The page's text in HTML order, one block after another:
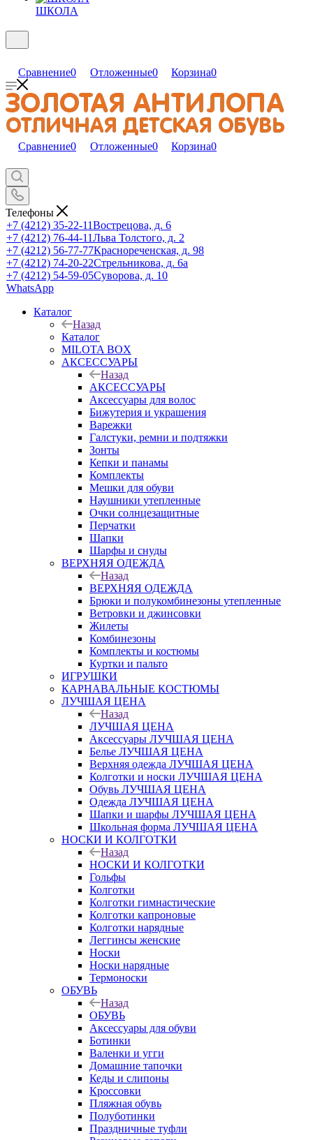
ШКОЛА
Сравнение0 Отложенные0 Корзина0
Сравнение0 Отложенные0 Корзина0
Телефоны
+7 (4212) 35-22-11Вострецова, д. 6
+7 (4212) 76-44-11Льва Толстого, д. 2
+7 (4212) 56-77-77Краснореченская, д. 98
+7 (4212) 74-20-22Стрельникова, д. 6а
+7 (4212) 54-59-05Суворова, д. 10
WhatsApp
Каталог
Назад
Каталог
MILOTA BOX
АКСЕССУАРЫ
Назад
АКСЕССУАРЫ
Аксессуары для волос
Бижутерия и украшения
Варежки
Галстуки, ремни и подтяжки
Зонты
Кепки и панамы
Комплекты
Мешки для обуви
Наушники утепленные
Очки солнцезащитные
Перчатки
Шапки
Шарфы и снуды
ВЕРХНЯЯ ОДЕЖДА
Назад
ВЕРХНЯЯ ОДЕЖДА
Брюки и полукомбинезоны утепленные
Ветровки и джинсовки
Жилеты
Комбинезоны
Комплекты и костюмы
Куртки и пальто
ИГРУШКИ
КАРНАВАЛЬНЫЕ КОСТЮМЫ
ЛУЧШАЯ ЦЕНА
Назад
ЛУЧШАЯ ЦЕНА
Аксессуары ЛУЧШАЯ ЦЕНА
Белье ЛУЧШАЯ ЦЕНА
Верхняя одежда ЛУЧШАЯ ЦЕНА
Колготки и носки ЛУЧШАЯ ЦЕНА
Обувь ЛУЧШАЯ ЦЕНА
Одежда ЛУЧШАЯ ЦЕНА
Шапки и шарфы ЛУЧШАЯ ЦЕНА
Школьная форма ЛУЧШАЯ ЦЕНА
НОСКИ И КОЛГОТКИ
Назад
НОСКИ И КОЛГОТКИ
Гольфы
Колготки
Колготки гимнастические
Колготки капроновые
Колготки нарядные
Леггинсы женские
Носки
Носки нарядные
Термоноски
ОБУВЬ
Назад
ОБУВЬ
Аксессуары для обуви
Ботинки
Валенки и угги
Домашние тапочки
Кеды и слипоны
Кроссовки
Пляжная обувь
Полуботинки
Праздничные туфли